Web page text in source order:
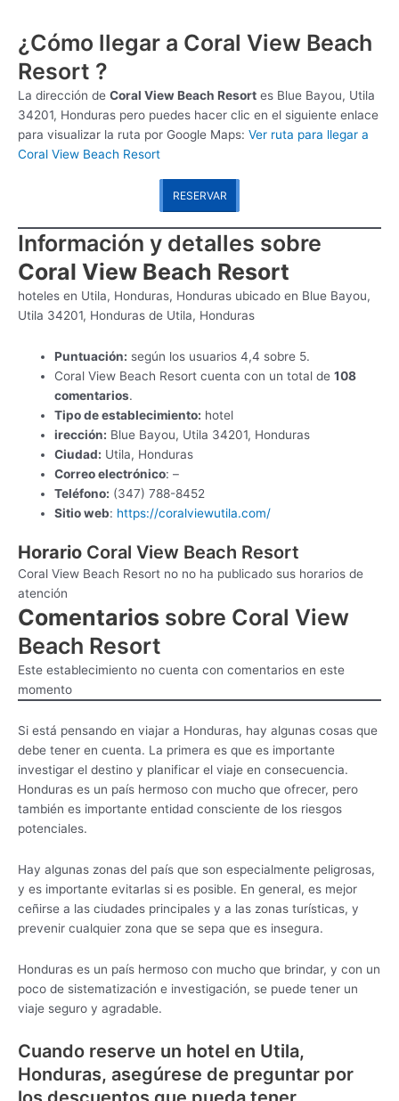
¿Cómo llegar a Coral View Beach
Resort ?
La dirección de Coral View Beach Resort es Blue Bayou, Utila
34201, Honduras pero puedes hacer clic en el siguiente enlace
para visualizar la ruta por Google Maps: Ver ruta para llegar a
Coral View Beach Resort
RESERVAR
Información y detalles sobre
Coral View Beach Resort
hoteles en Utila, Honduras, Honduras ubicado en Blue Bayou,
Utila 34201, Honduras de Utila, Honduras
Puntuación: según los usuarios 4,4 sobre 5.
Coral View Beach Resort cuenta con un total de108
comentarios.
Tipo de establecimiento: hotel
irección: Blue Bayou, Utila 34201, Honduras
Ciudad: Utila, Honduras
Correo electrónico: –
Teléfono: (347) 788-8452
Sitio web: https://coralviewutila.com/
Horario Coral View Beach Resort
Coral View Beach Resort no no ha publicado sus horarios de
atención
Comentarios sobre Coral View
Beach Resort
Este establecimiento no cuenta con comentarios en este
momento
Si está pensando en viajar a Honduras, hay algunas cosas que
debe tener en cuenta. La primera es que es importante
investigar el destino y planificar el viaje en consecuencia.
Honduras es un país hermoso con mucho que ofrecer, pero
también es importante entidad consciente de los riesgos
potenciales.
Hay algunas zonas del país que son especialmente peligrosas,
y es importante evitarlas si es posible. En general, es mejor
ceñirse a las ciudades principales y a las zonas turísticas, y
prevenir cualquier zona que se sepa que es insegura.
Honduras es un país hermoso con mucho que brindar, y con un
poco de sistematización e investigación, se puede tener un
viaje seguro y agradable.
Cuando reserve un hotel en Utila,
Honduras, asegúrese de preguntar por